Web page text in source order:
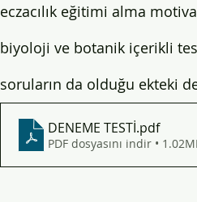
eczacılık eğitimi alma
biyoloji ve botanik içerikli
soruların da olduğu ekteki
DENEME TESTİ.pdf
PDF dosyasını indir •